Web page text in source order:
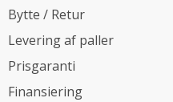
Bytte / Retur
Levering af paller
Prisgaranti
Finansiering